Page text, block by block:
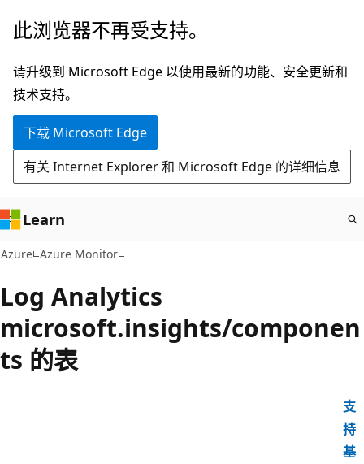
跳
主
要
内
此浏览器不再受支持。
请升级到 Microsoft Edge 以使用最新的功能、安全更新和
技术支持。
下载 Microsoft Edge
有关 Internet Explorer 和 Microsoft Edge 的详细信息
Learn
Azure Azure Monitor
Log Analytics
microsoft.insights/componen
ts 的表
支
持
基